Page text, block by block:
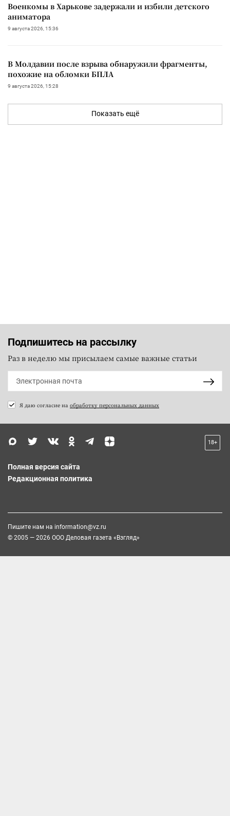
Военкомы в Харькове задержали и избили детского
аниматора
9 августа 2026, 15:36
В Молдавии после взрыва обнаружили фрагменты,
похожие на обломки БПЛА
9 августа 2026, 15:28
Показать ещё
Подпишитесь на рассылку
Раз в неделю мы присылаем самые важные статьи
Я даю согласие на обработку персональных данных
18+
Полная версия сайта
Редакционная политика
Пишите нам на information@vz.ru
© 2005 — 2026 ООО Деловая газета «Взгляд»